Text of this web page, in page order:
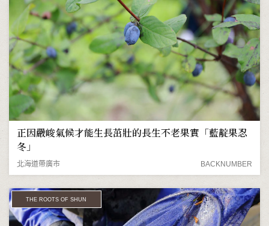
正因嚴峻氣候才能生長茁壯的長生不老果實「藍靛果忍
冬」
北海道帶廣市 BACKNUMBER
THE ROOTS OF SHUN